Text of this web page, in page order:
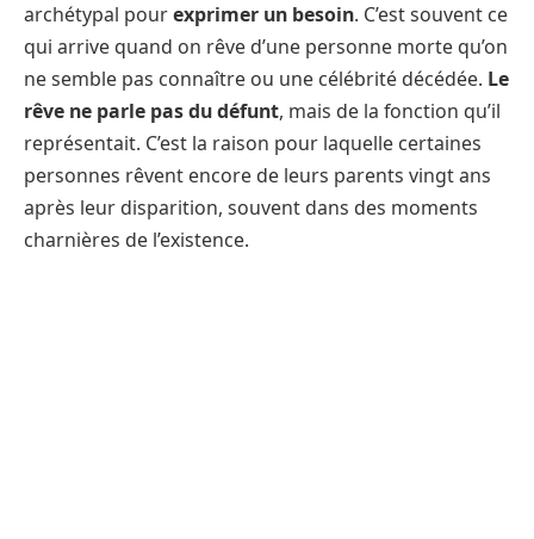
archétypal pourexprimer un besoin. C’est souvent ce
qui arrive quand on rêve d’une personne morte qu’on
ne semble pas connaître ou une célébrité décédée. Le
rêve ne parle pas du défunt, mais de la fonction qu’il
représentait. C’est la raison pour laquelle certaines
personnes rêvent encore de leurs parents vingt ans
après leur disparition, souvent dans des moments
charnières de l’existence.